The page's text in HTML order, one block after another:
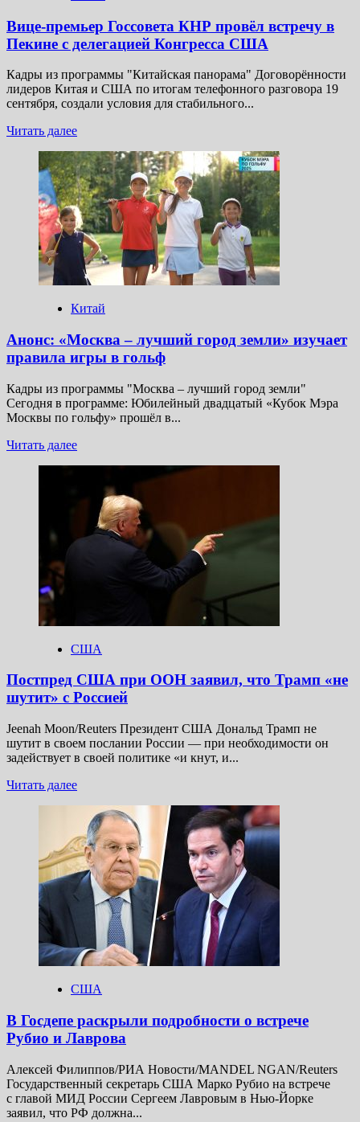
Вице-премьер Госсовета КНР провёл встречу в
Пекине с делегацией Конгресса США
Кадры из программы "Китайская панорама" Договорённости
лидеров Китая и США по итогам телефонного разговора 19
сентября, создали условия для стабильного...
Читать далееПрочитать
о
Вице-
премьер
Госсовета
КНР
провёл
встречу
Пекине
с
делегацией
Конгресса
США
Китай
Анонс: «Москва – лучший город земли» изучает
правила игры в гольф
Кадры из программы "Москва – лучший город земли"
Сегодня в программе: Юбилейный двадцатый «Кубок Мэра
Москвы по гольфу» прошёл в...
Читать далееПрочитать
Анонс:
«Москва
лучший
США
Постпред США при ООН заявил, что Трамп «не
шутит» с Россией
Jeenah Moon/Reuters Президент США Дональд Трамп не
шутит в своем послании России — при необходимости он
задействует в своей политике «и кнут, и...
Читать далееПрочитать
Постпред
США
при ООН
заявил,
что
Трамп
«не
шутит»
с Россией
США
В Госдепе раскрыли подробности о встрече
Рубио и Лаврова
Алексей Филиппов/РИА Новости/MANDEL NGAN/Reuters
Государственный секретарь США Марко Рубио на встрече
с главой МИД России Сергеем Лавровым в Нью-Йорке
заявил, что РФ должна...